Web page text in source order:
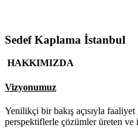
Sedef Kaplama İstanbul
HAKKIMIZDA
Vizyonumuz
Yenilikçi bir bakış açısıyla
perspektiflerle çözümler üreten